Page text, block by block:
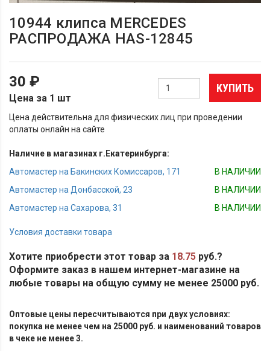
10944 клипса MERCEDES
РАСПРОДАЖА HAS-12845
30 ₽
Цена за 1 шт
КУПИТЬ
Цена действительна для физических лиц при проведении
оплаты онлайн на сайте
Наличие в магазинах г.Екатеринбурга:
Автомастер на Бакинских Комиссаров, 171
В НАЛИЧИИ
Автомастер на Донбасской, 23
В НАЛИЧИИ
Автомастер на Сахарова, 31
В НАЛИЧИИ
Условия доставки товара
Хотите приобрести этот товар за 18.75 руб.?
Оформите заказ в нашем интернет-магазине на
любые товары на общую сумму не менее 25000 руб.
Оптовые цены пересчитываются при двух условиях:
покупка не менее чем на 25000 руб. и наименований товаров
в чеке не менее 3.